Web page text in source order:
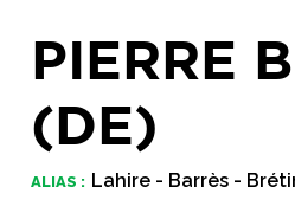
PIERRE
(DE)
ALIAS : Lahire - Barrès -